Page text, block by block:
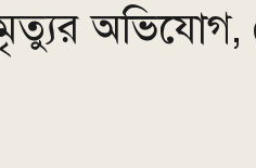
অভিযোগ,